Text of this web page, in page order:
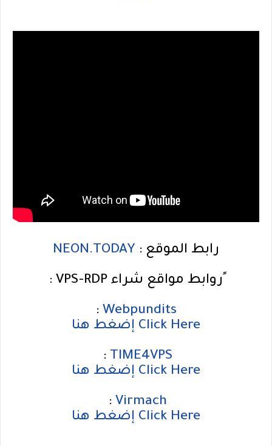
رابط الموقع : NEON.TODAY
ٍروابط مواقع شراء VPS-RDP :
Webpundits
:
Click Here إضغط هنا
TIME4VPS
:
Click Here إضغط هنا
Virmach
:
Click Here إضغط هنا